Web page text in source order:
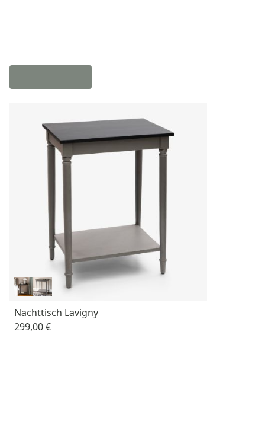
Nachttisch Lavigny
299,00 €